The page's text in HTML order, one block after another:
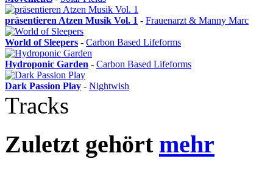
präsentieren Atzen Musik Vol. 1 - Frauenarzt & Manny Marc
World of Sleepers - Carbon Based Lifeforms
Hydroponic Garden - Carbon Based Lifeforms
Dark Passion Play - Nightwish
Tracks
Zuletzt gehört mehr